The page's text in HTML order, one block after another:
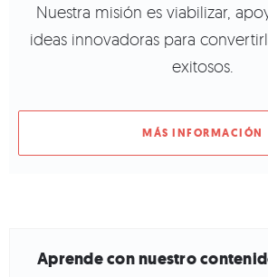
Nuestra misión es viabilizar,
ideas innovadoras para
exitosos.
MÁS INFORMACIÓN
Aprende con nuestro